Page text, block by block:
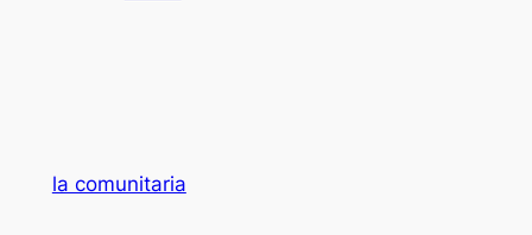
la comunitaria